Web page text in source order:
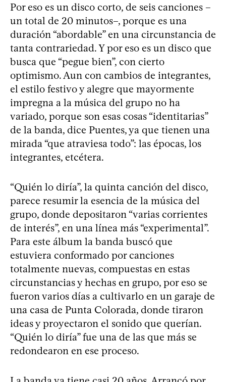
Por eso es un disco corto, de seis canciones –
un total de 20 minutos–, porque es una
duración “abordable” en una circunstancia de
tanta contrariedad. Y por eso es un disco que
busca que “pegue bien”, con cierto
optimismo. Aun con cambios de integrantes,
el estilo festivo y alegre que mayormente
impregna a la música del grupo no ha
variado, porque son esas cosas “identitarias”
de la banda, dice Puentes, ya que tienen una
mirada “que atraviesa todo”: las épocas, los
integrantes, etcétera.
“Quién lo diría”, la quinta canción del disco,
parece resumir la esencia de la música del
grupo, donde depositaron “varias corrientes
de interés”, en una línea más “experimental”.
Para este álbum la banda buscó que
estuviera conformado por canciones
totalmente nuevas, compuestas en estas
circunstancias y hechas en grupo, por eso se
fueron varios días a cultivarlo en un garaje de
una casa de Punta Colorada, donde tiraron
ideas y proyectaron el sonido que querían.
“Quién lo diría” fue una de las que más se
redondearon en ese proceso.